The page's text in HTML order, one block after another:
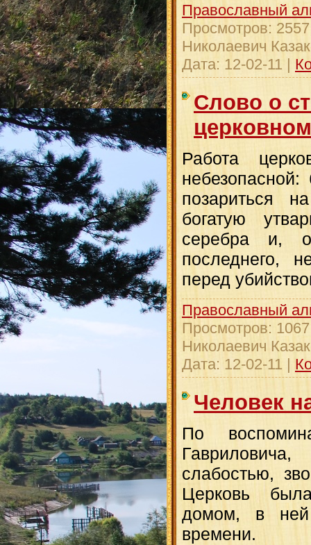
Православный
Просмотров: 2557
Николаевич
Дата: 12-02-11 |
Слово о
церковном
Работа
позариться
богатую
серебра и,
последнего,
перед
Православный
Просмотров: 1067
Николаевич
Дата: 12-02-11 |
Человек
По
слабостью,
Церковь
домом, в
времени.